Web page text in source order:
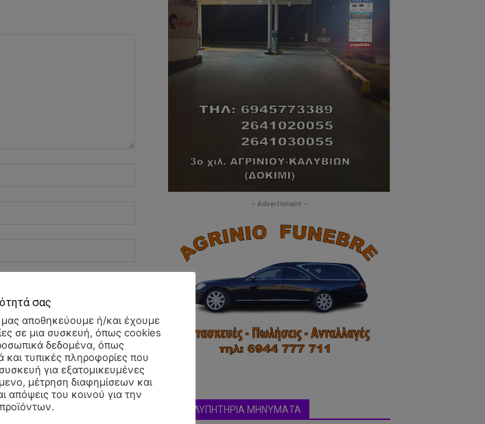
Ιστοσελίδα:
σε αυτό το πρόγραμμα
- Advertisment -
ΣΥΛΛΥΠΗΤΗΡΙΑ ΜΗΝΥΜΑΤΑ
σας
μας αποθηκεύουμε ή/και έχουμε
σε μια συσκευή, όπως cookies
δεδομένα, όπως
και τυπικές πληροφορίες που
για εξατομικευμένες
μέτρηση διαφημίσεων και
απόψεις του κοινού για την